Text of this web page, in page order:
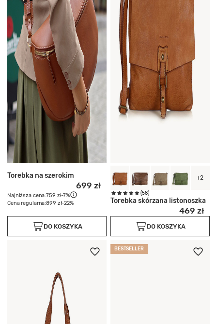
Torebka na szerokim
699 zł
Najniższa cena:759 zł-7%
Cena regularna:899 zł-22%
DO KOSZYKA
+2
(58)
Torebka skórzana listonoszka
469 zł
DO KOSZYKA
BESTSELLER